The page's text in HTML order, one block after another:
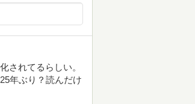
されてるらしい。
年ぶり？読んだけ